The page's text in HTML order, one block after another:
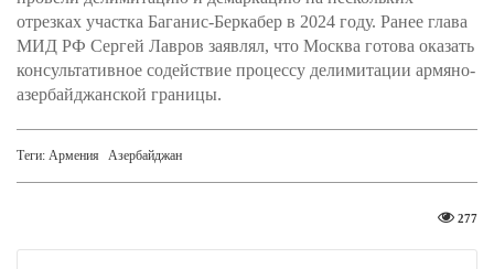
отрезках участка Баганис-Беркабер в 2024 году. Ранее глава
МИД РФ Сергей Лавров заявлял, что Москва готова оказать
консультативное содействие процессу делимитации армяно-
азербайджанской границы.
Теги: Армения Азербайджан
277